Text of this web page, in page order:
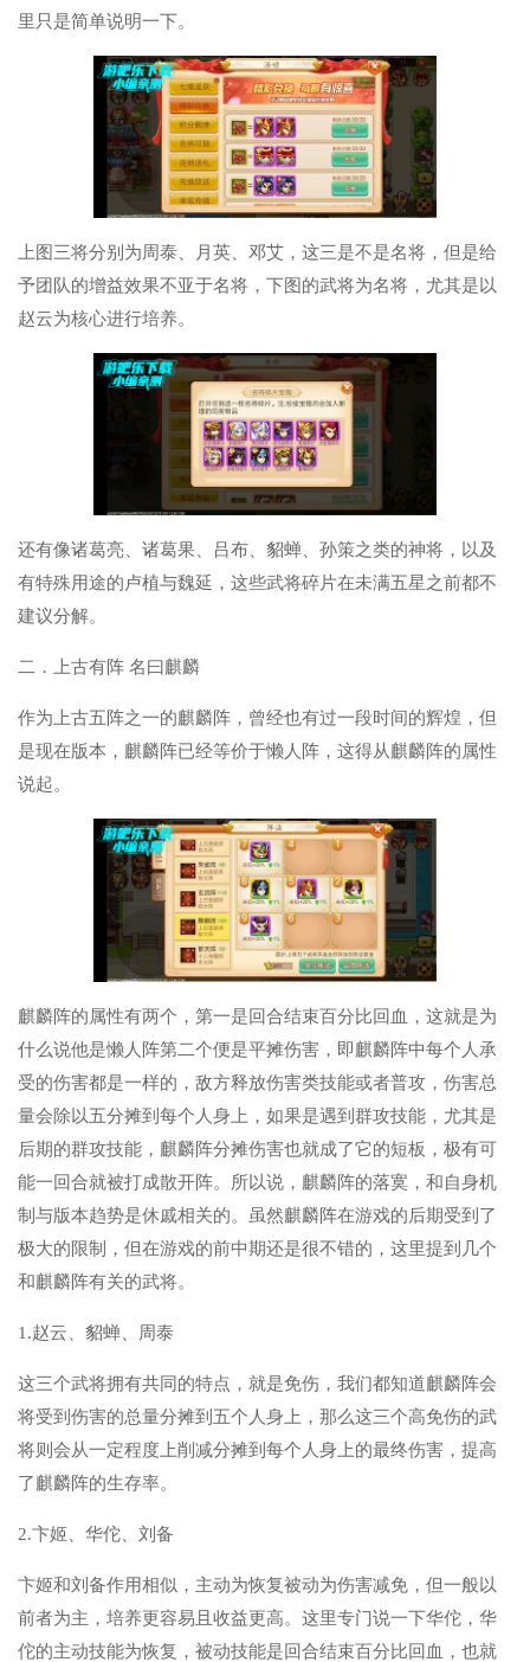
里只是简单说明一下。
上图三将分别为周泰、月英、邓艾，这三是不是名将，但是给
予团队的增益效果不亚于名将，下图的武将为名将，尤其是以
赵云为核心进行培养。
还有像诸葛亮、诸葛果、吕布、貂蝉、孙策之类的神将，以及
有特殊用途的卢植与魏延，这些武将碎片在未满五星之前都不
建议分解。
二．上古有阵 名曰麒麟
作为上古五阵之一的麒麟阵，曾经也有过一段时间的辉煌，但
是现在版本，麒麟阵已经等价于懒人阵，这得从麒麟阵的属性
说起。
麒麟阵的属性有两个，第一是回合结束百分比回血，这就是为
什么说他是懒人阵第二个便是平摊伤害，即麒麟阵中每个人承
受的伤害都是一样的，敌方释放伤害类技能或者普攻，伤害总
量会除以五分摊到每个人身上，如果是遇到群攻技能，尤其是
后期的群攻技能，麒麟阵分摊伤害也就成了它的短板，极有可
能一回合就被打成散开阵。所以说，麒麟阵的落寞，和自身机
制与版本趋势是休戚相关的。虽然麒麟阵在游戏的后期受到了
极大的限制，但在游戏的前中期还是很不错的，这里提到几个
和麒麟阵有关的武将。
1.赵云、貂蝉、周泰
这三个武将拥有共同的特点，就是免伤，我们都知道麒麟阵会
将受到伤害的总量分摊到五个人身上，那么这三个高免伤的武
将则会从一定程度上削减分摊到每个人身上的最终伤害，提高
了麒麟阵的生存率。
2.卞姬、华佗、刘备
卞姬和刘备作用相似，主动为恢复被动为伤害减免，但一般以
前者为主，培养更容易且收益更高。这里专门说一下华佗，华
佗的主动技能为恢复，被动技能是回合结束百分比回血，也就